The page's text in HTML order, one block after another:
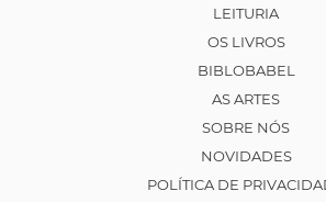
LEITURIA
OS LIVROS
BIBLOBABEL
AS ARTES
SOBRE NÓS
NOVIDADES
POLÍTICA DE